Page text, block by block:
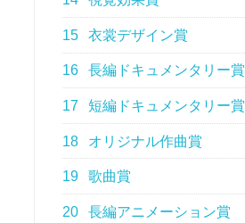
15 衣裳デザイン賞
16 長編ドキュメンタリー賞
17 短編ドキュメンタリー賞
18 オリジナル作曲賞
19 歌曲賞
20 長編アニメーション賞